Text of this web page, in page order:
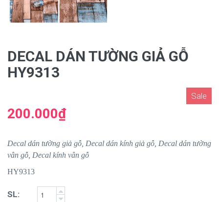
DECAL DÁN TƯỜNG GIẢ GỖ
HY9313
Sale
200.000₫
Decal dán tường giả gỗ, Decal dán kính giả gỗ, Decal dán tường
vân gỗ, Decal kính vân gỗ
HY9313
SL: